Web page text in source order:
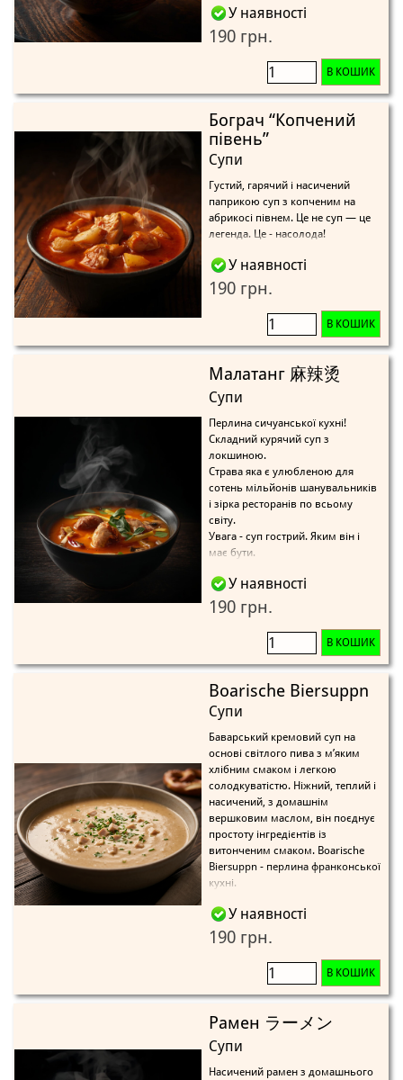
У наявності
190 грн.
В КОШИК
Бограч “Копчений
півень”
Супи
Густий, гарячий і насичений
паприкою суп з копченим на
абрикосі півнем. Це не суп — це
легенда. Це - насолода!
У наявності
190 грн.
В КОШИК
Малатанг 麻辣烫
Супи
Перлина сичуанської кухні!
Складний курячий суп з
локшиною.
Страва яка є улюбленою для
сотень мільйонів шанувальників
і зірка ресторанів по всьому
світу.
Увага - суп гострий. Яким він і
має бути.
У наявності
190 грн.
В КОШИК
Boarische Biersuppn
Супи
Баварський кремовий суп на
основі світлого пива з м’яким
хлібним смаком і легкою
солодкуватістю. Ніжний, теплий і
насичений, з домашнім
вершковим маслом, він поєднує
простоту інгредієнтів із
витонченим смаком. Boarische
Biersuppn - перлина франконської
кухні.
У наявності
190 грн.
В КОШИК
Рамен ラーメン
Супи
Насичений рамен з домашнього